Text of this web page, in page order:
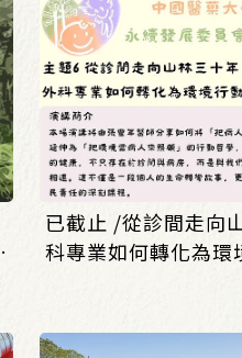
已截止 /從診間走向
科專業如何轉化為環